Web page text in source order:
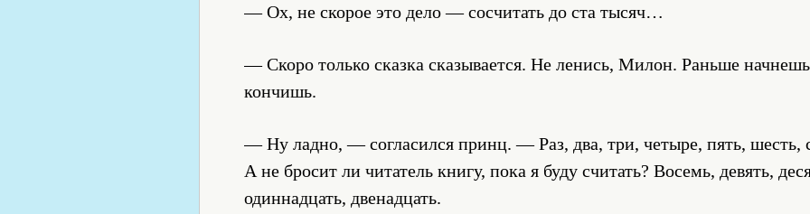
— Ох, не скорое это дело — сосчитать до ста тысяч…
— Скоро только сказка сказывается. Не ленись, Милон. Раньше
кончишь.
— Ну ладно, — согласился принц. — Раз, два, три, четыре, пять, шесть,
А не бросит ли читатель книгу, пока я буду считать? Восемь, девять,
одиннадцать, двенадцать.